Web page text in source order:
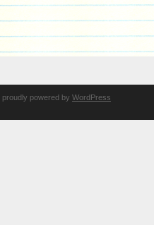
powered by WordPress